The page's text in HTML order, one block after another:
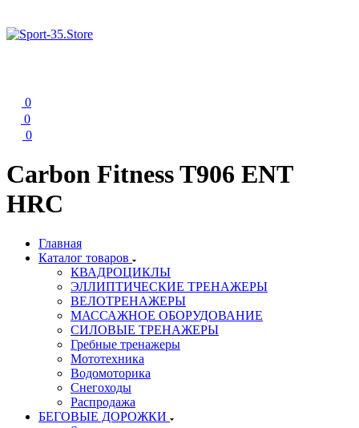
0
0
0
Carbon Fitness T906 ENT
HRC
Главная
Каталог товаров
КВАДРОЦИКЛЫ
ЭЛЛИПТИЧЕСКИЕ ТРЕНАЖЕРЫ
ВЕЛОТРЕНАЖЕРЫ
МАССАЖНОЕ ОБОРУДОВАНИЕ
СИЛОВЫЕ ТРЕНАЖЕРЫ
Гребные тренажеры
Мототехника
Водомоторика
Снегоходы
Распродажа
БЕГОВЫЕ ДОРОЖКИ